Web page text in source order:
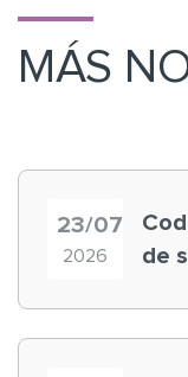
MÁS
23/07
2026
de